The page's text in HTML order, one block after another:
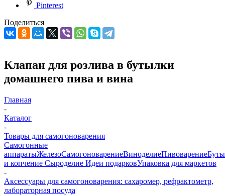
Pinterest
Поделиться
Клапан для розлива в бутылки
домашнего пива и вина
Главная
-
Каталог
-
Товары для самогоноварения
Самогонные
аппаратыЖелезоСамогоноварениеВиноделиеПивоварение
и копчение Сыроделие Идеи подарковУпаковка для маркетов
-
Аксессуары для самогоноварения: сахаромер, рефрактометр,
лабораторная посуда